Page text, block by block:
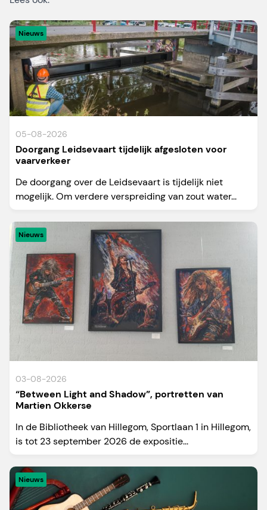
Nieuws
05-08-2026
Doorgang Leidsevaart tijdelijk afgesloten voor
vaarverkeer
De doorgang over de Leidsevaart is tijdelijk niet
mogelijk. Om verdere verspreiding van zout water...
Nieuws
03-08-2026
“Between Light and Shadow”, portretten van
Martien Okkerse
In de Bibliotheek van Hillegom, Sportlaan 1 in Hillegom,
is tot 23 september 2026 de expositie...
Nieuws